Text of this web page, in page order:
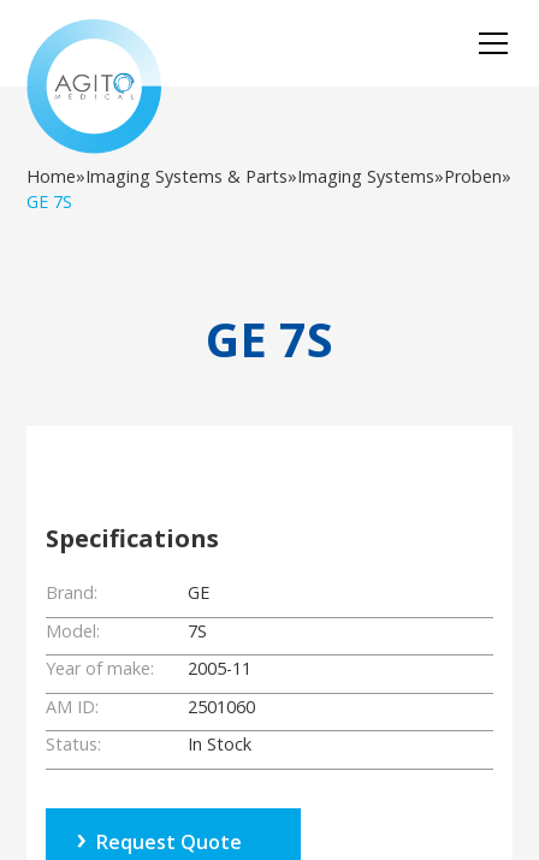
Home»Imaging Systems & Parts»Imaging Systems»Proben»
GE 7S
GE 7S
Specifications
Brand:
GE
Model:
7S
Year of make:
2005-11
AM ID:
2501060
Status:
In Stock
Request Quote